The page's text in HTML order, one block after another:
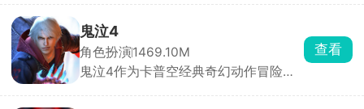
战乱不断。玩家扮演初入江湖的侠客，
通过主线与支线任务逐步揭开江湖中的
恩怨情仇与阴谋诡计。游戏拥有超过
120种武功秘籍，剑法、刀法、拳法自
鬼泣4
角色扮演1469.10M
鬼泣4作为卡普空经典奇幻动作冒险游
查看